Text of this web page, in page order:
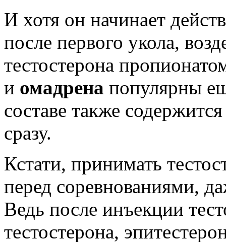
И хотя он начинает
после первого укола,
тестостерона
и омадрена популярны
составе также
сразу.
Кстати, принимать
перед соревнованиями,
Ведь после инъекции
тестостерона,